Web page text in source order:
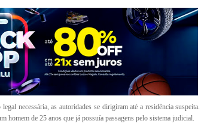
necessária, as autoridades se dirigiram até a residência suspeita.
de 25 anos que já possuía passagens pelo sistema judicial.